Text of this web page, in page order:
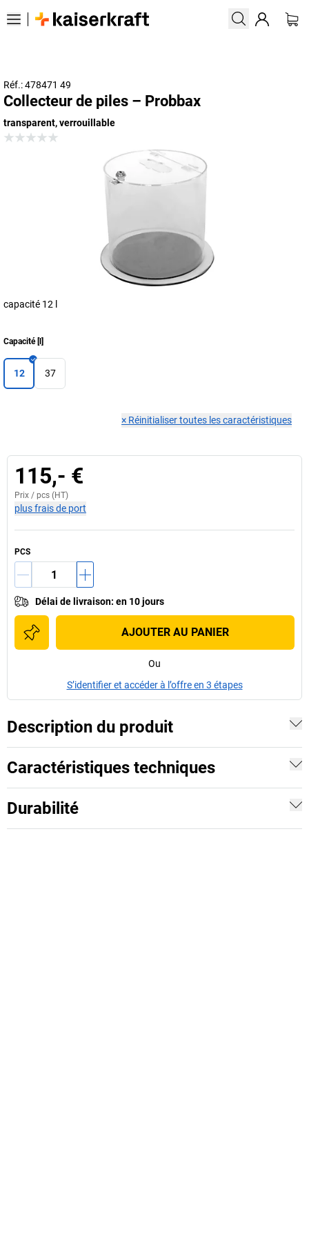
Réf.: 478471 49
Collecteur de piles – Probbax
transparent, verrouillable
capacité 12 l
Capacité[ ]
12 37
× Réinitialiser toutes les caractéristiques
115,- €
Prix / pcs (HT)
plus frais de port
PCS
Délai de livraison: en 10 jours
AJOUTER AU PANIER
Ou
S’identifier et accéder à l’offre en 3 étapes
Description du produit
Caractéristiques techniques
Durabilité